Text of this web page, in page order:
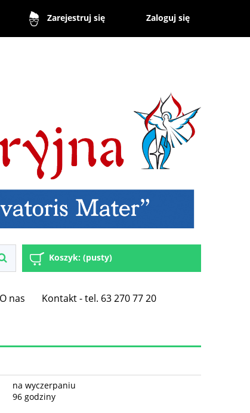
Zarejestruj się Zaloguj się
Koszyk: (pusty)
O nas Kontakt - tel. 63 270 77 20
na wyczerpaniu
96 godziny